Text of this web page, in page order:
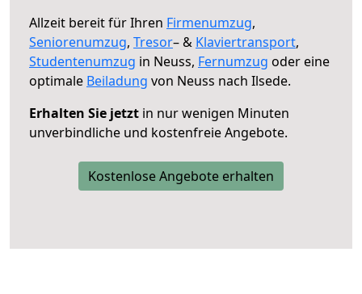
Allzeit bereit für Ihren Firmenumzug,
Seniorenumzug, Tresor– & Klaviertransport,
Studentenumzug in Neuss, Fernumzug oder eine
optimale Beiladung von Neuss nach Ilsede.
Erhalten Sie jetzt in nur wenigen Minuten
unverbindliche und kostenfreie Angebote.
Kostenlose Angebote erhalten